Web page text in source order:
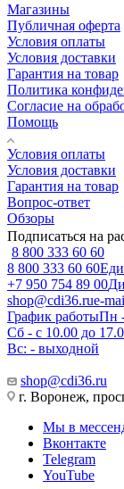
Магазины
Публичная оферта
Условия оплаты
Условия доставки
Гарантия на товар
Политика
Согласие на
Помощь
Условия оплаты
Условия доставки
Гарантия на товар
Вопрос-ответ
Обзоры
Подписаться на
8 800 333 60 60
8 800 333 60 60
+7 950 754 89 00
shop@cdi36.rue-
График работыПн
Сб - с 10.00 до
Вс: - выходной
shop@cdi36.ru
г. Воронеж,
Мы в
Вконтакте
Telegram
YouTube